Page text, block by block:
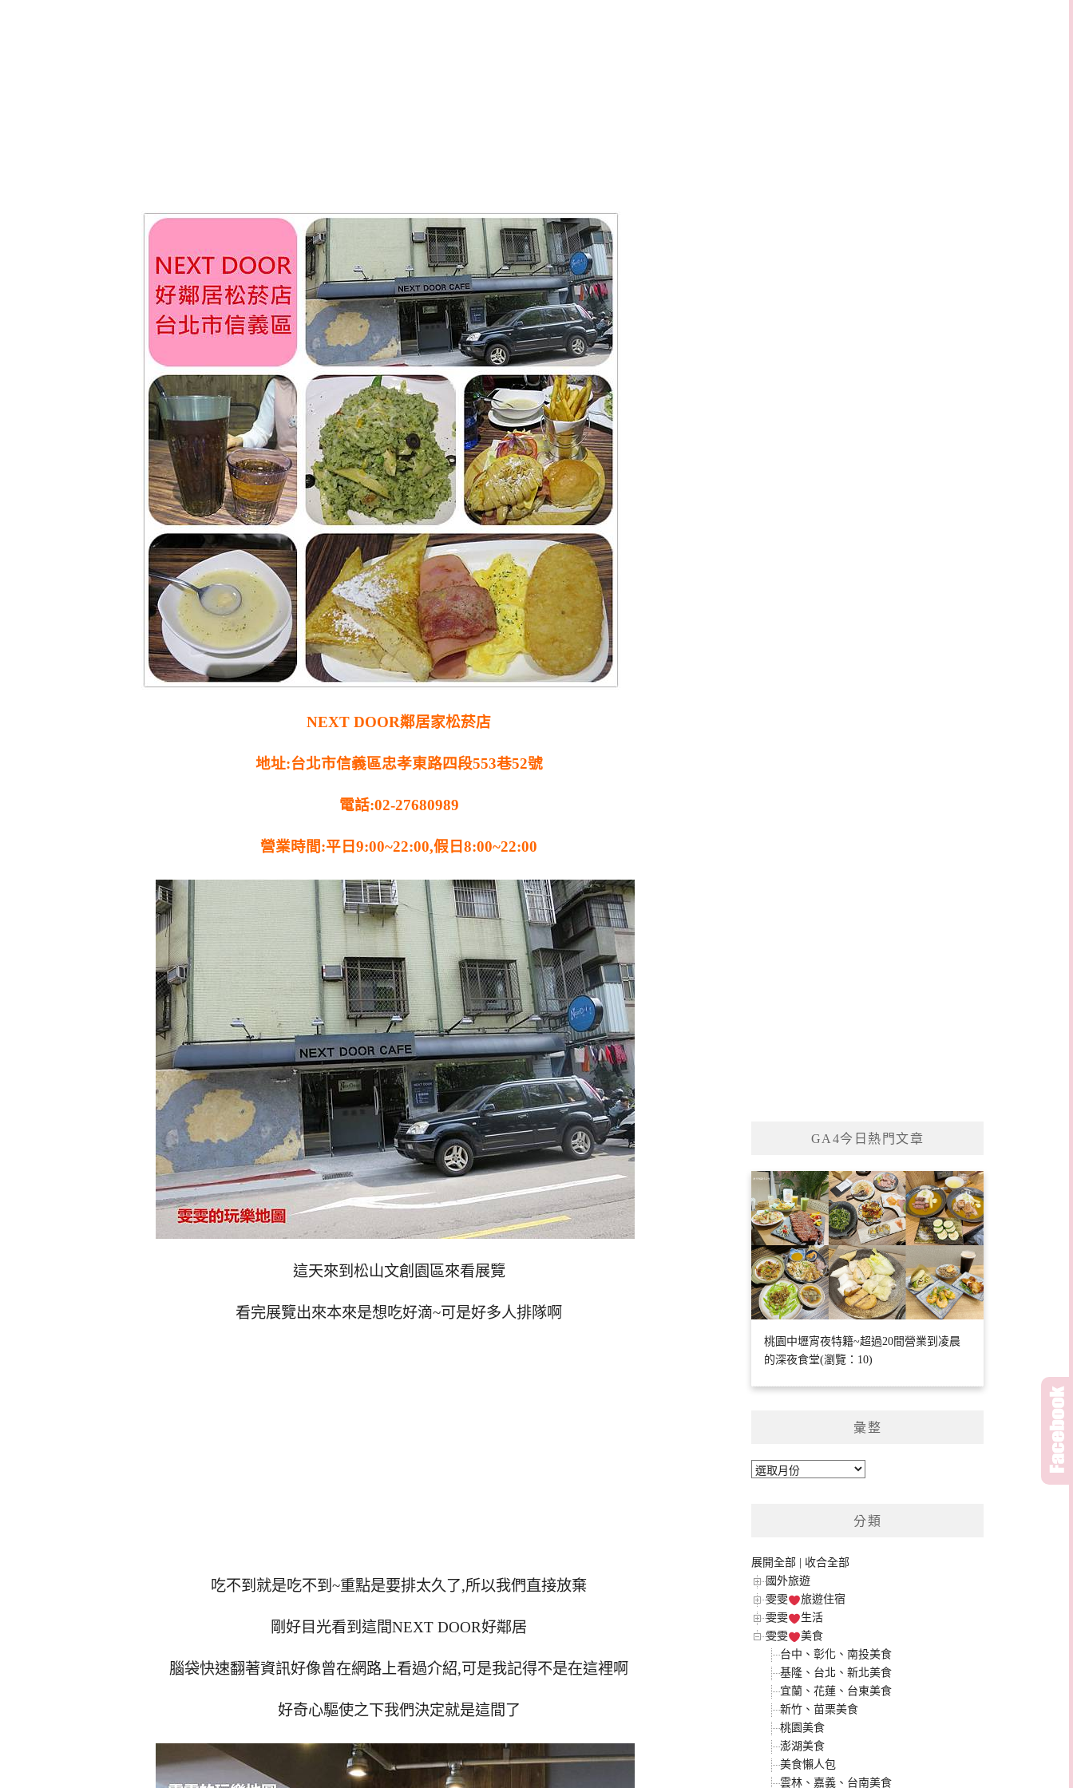
NEXT DOOR鄰居家松菸店
地址:台北市信義區忠孝東路四段553巷52號
電話:02-27680989
營業時間:平日9:00~22:00,假日8:00~22:00
這天來到松山文創園區來看展覽
看完展覽出來本來是想吃好滴~可是好多人排隊啊
吃不到就是吃不到~重點是要排太久了,所以我們直接放棄
剛好目光看到這間NEXT DOOR好鄰居
腦袋快速翻著資訊好像曾在網路上看過介紹,可是我記得不是在這裡啊
好奇心驅使之下我們決定就是這間了
GA4今日熱門文章
桃園中壢宵夜特籍~超過20間營業到凌晨
的深夜食堂(瀏覽：10)
彙整
彙
分類
展開全部
收合全部
國外旅遊
雯雯
旅遊住宿
雯雯
生活
雯雯
美食
台中、彰化、南投美食
基隆、台北、新北美食
宜蘭、花蓮、台東美食
新竹、苗栗美食
桃園美食
澎湖美食
美食懶人包
雲林、嘉義、台南美食